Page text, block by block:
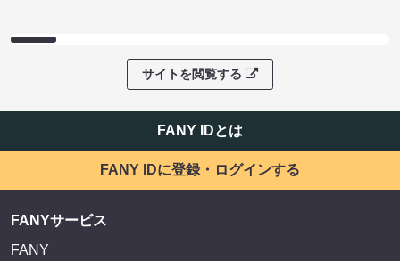
サイトを閲覧する
FANY IDとは
FANY IDに登録・ログインする
FANYサービス
FANY